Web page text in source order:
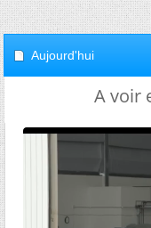
Aujourd'hui
A voir